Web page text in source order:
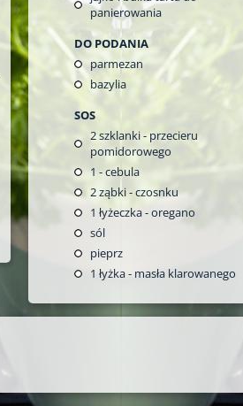
panierowania
DO PODANIA
parmezan
bazylia
SOS
2szklanki - przecieru
pomidorowego
1 - cebula
2ząbki - czosnku
1 łyżeczka - oregano
sól
pieprz
1 łyżka - masła klarowanego